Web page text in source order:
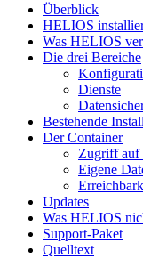
Überblick
HELIOS
Was HELIOS
Die drei Bereiche
Dienste
Bestehende
Der Container
Zugriff auf
Eigene
Updates
Was HELIOS
Support-Paket
Quelltext